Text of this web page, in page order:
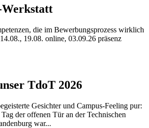
die im Bewerbungsprozess wirklich
19.08. online, 03.09.26 präsenz
TdoT 2026
Gesichter und Campus-Feeling pur:
der offenen Tür an der Technischen
war...